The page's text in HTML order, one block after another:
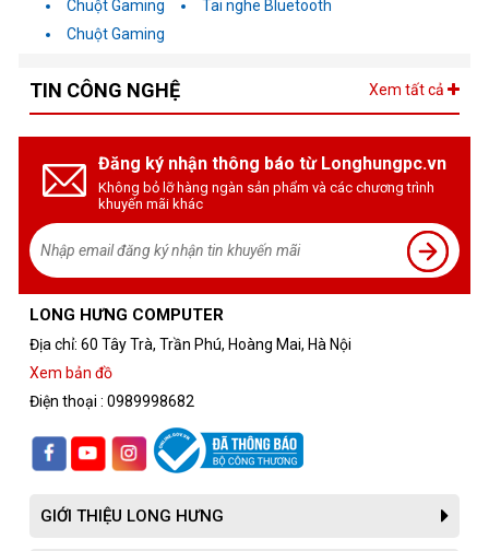
Chuột Gaming
Tai nghe Bluetooth
Chuột Gaming
TIN CÔNG NGHỆ Xem tất cả
Đăng ký nhận thông báo từ Longhungpc.vn
Không bỏ lỡ hàng ngàn sản phẩm và các chương trình
khuyến mãi khác
LONG HƯNG COMPUTER
Địa chỉ: 60 Tây Trà, Trần Phú, Hoàng Mai, Hà Nội
Xem bản đồ
Điện thoại : 0989998682
GIỚI THIỆU LONG HƯNG